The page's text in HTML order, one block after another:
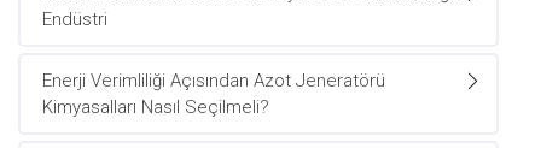
Endüstri
Enerji Verimliliği Açısından Azot Jeneratörü
Kimyasalları Nasıl Seçilmeli?